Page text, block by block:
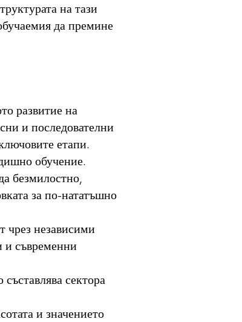
на тази
да премине
развитие на
и последователни
етапи.
обучение.
безмилостно,
за по-нататъшно
чрез независими
и съвременни
сектора
и значението